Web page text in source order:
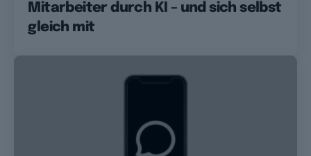
Mitarbeiter durch KI – und sich selbst
gleich mit